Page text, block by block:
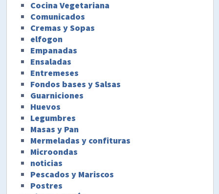
Cocina Vegetariana
Comunicados
Cremas y Sopas
elfogon
Empanadas
Ensaladas
Entremeses
Fondos bases y Salsas
Guarniciones
Huevos
Legumbres
Masas y Pan
Mermeladas y confituras
Microondas
noticias
Pescados y Mariscos
Postres